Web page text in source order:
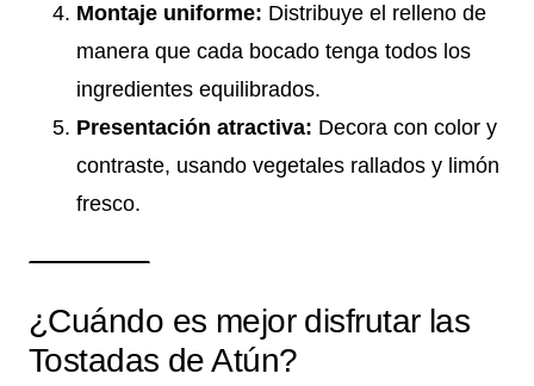
Montaje uniforme: Distribuye el relleno de
manera que cada bocado tenga todos los
ingredientes equilibrados.
Presentación atractiva: Decora con color y
contraste, usando vegetales rallados y limón
fresco.
¿Cuándo es mejor disfrutar las
Tostadas de Atún?